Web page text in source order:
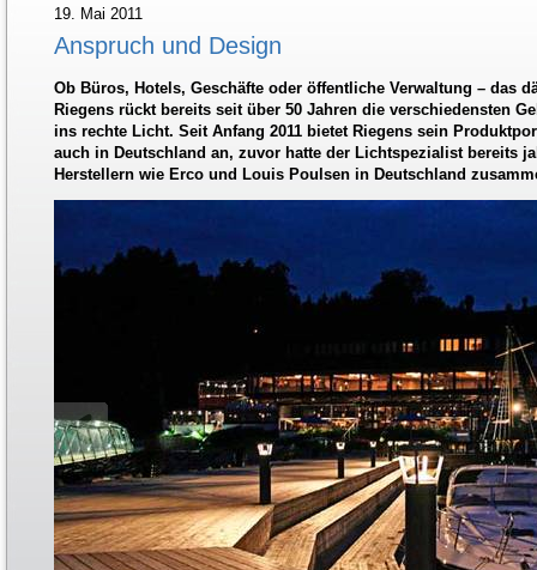
19. Mai 2011
Anspruch und Design
Ob Büros, Hotels, Geschäfte oder öffentliche Verwaltung – das
Riegens rückt bereits seit über 50 Jahren die verschiedensten
ins rechte Licht. Seit Anfang 2011 bietet Riegens sein
auch in Deutschland an, zuvor hatte der Lichtspezialist bereits
Herstellern wie Erco und Louis Poulsen in Deutschland